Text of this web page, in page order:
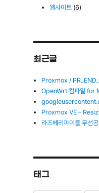
웹사이트 (6)
최근글
Proxmox /
OpenWrt 컴파일
Proxmox VE –
라즈베리파이를 무선
태그